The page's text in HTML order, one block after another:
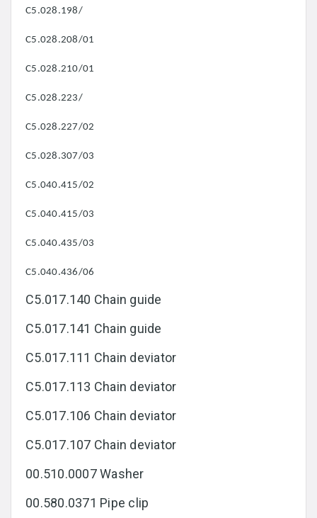
C5.028.198/
C5.028.208/01
C5.028.210/01
C5.028.223/
C5.028.227/02
C5.028.307/03
C5.040.415/02
C5.040.415/03
C5.040.435/03
C5.040.436/06
C5.017.140 Chain guide
C5.017.141 Chain guide
C5.017.111 Chain deviator
C5.017.113 Chain deviator
C5.017.106 Chain deviator
C5.017.107 Chain deviator
00.510.0007 Washer
00.580.0371 Pipe clip